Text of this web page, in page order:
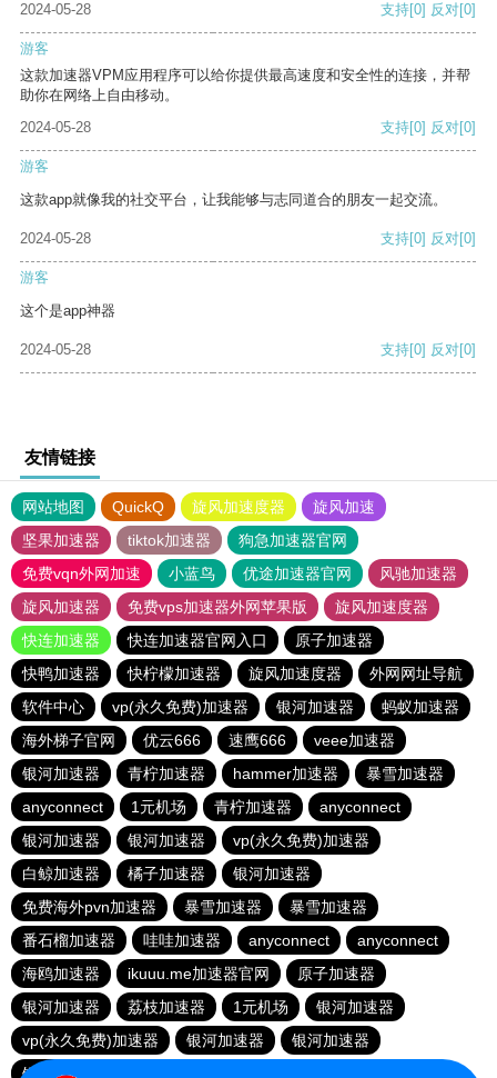
2024-05-28 支持[0] 反对[0]
游客
这款加速器VPM应用程序可以给你提供最高速度和安全性的连接，并帮
助你在网络上自由移动。
2024-05-28
支持[0] 反对[0]
游客
这款app就像我的社交平台，让我能够与志同道合的朋友一起交流。
2024-05-28 支持[0] 反对[0]
游客
这个是app神器
2024-05-28 支持[0] 反对[0]
友情链接
网站地图 QuickQ 旋风加速度器
旋风加速
坚果加速器
tiktok加速器
狗急加速器官网
免费vqn外网加速
小蓝鸟 优途加速器官网
风驰加速器
旋风加速器
免费vps加速器外网苹果版
旋风加速度器
快连加速器
快连加速器官网入口
原子加速器
快鸭加速器
快柠檬加速器 旋风加速度器
外网网址导航
软件中心
vp(永久免费)加速器 银河加速器
蚂蚁加速器
海外梯子官网
优云666 速鹰666
veee加速器
银河加速器
青柠加速器 hammer加速器
暴雪加速器
anyconnect
1元机场 青柠加速器
anyconnect
银河加速器
银河加速器
vp(永久免费)加速器
白鲸加速器
橘子加速器
银河加速器
免费海外pvn加速器
暴雪加速器
暴雪加速器
番石榴加速器
哇哇加速器 anyconnect
anyconnect
海鸥加速器
ikuuu.me加速器官网
原子加速器
银河加速器
荔枝加速器 1元机场
银河加速器
vp(永久免费)加速器
银河加速器
银河加速器
银河加速器